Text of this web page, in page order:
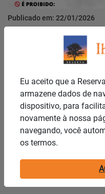
Publicado em: 22/01/2026
Regras de uso quadras
Você sabia?
Eu aceito que a
armazene dados de
dispositivo, para
novamente à nossa
navegando, você
os termos.